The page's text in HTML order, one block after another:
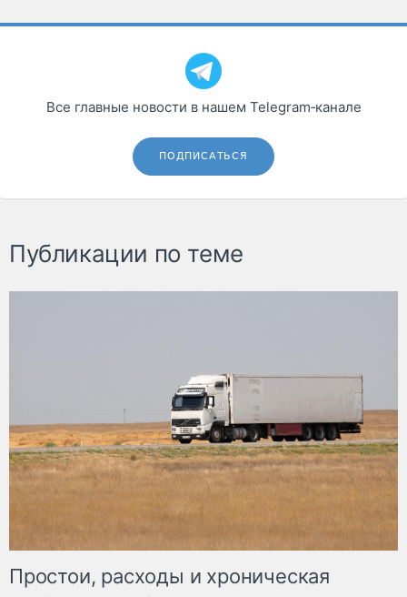
Все главные новости в нашем Telegram‑канале
ПОДПИСАТЬСЯ
Публикации по теме
Простои, расходы и хроническая